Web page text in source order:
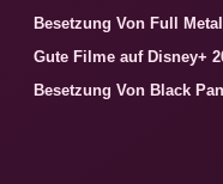
Besetzung Von Full
Gute Filme auf Disney+
Besetzung Von Black